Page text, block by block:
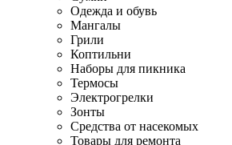
Одежда и обувь
Мангалы
Грили
Коптильни
Наборы для пикника
Термосы
Электрогрелки
Зонты
Средства от насекомых
Товары для ремонта